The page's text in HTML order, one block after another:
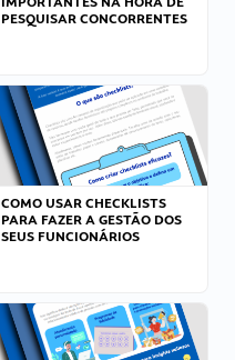
PESQUISAR CONCORRENTES
COMO USAR CHECKLISTS
PARA FAZER A GESTÃO DOS
SEUS FUNCIONÁRIOS